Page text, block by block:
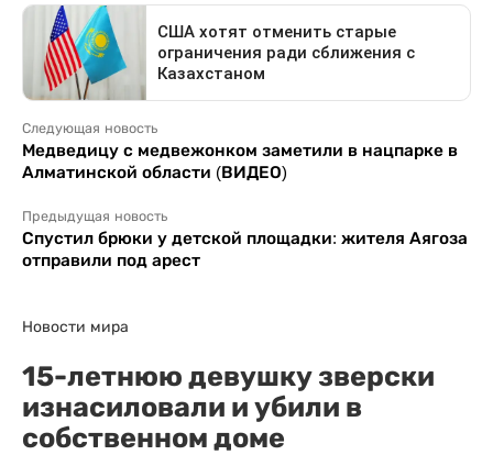
Следующая новость
Медведицу с медвежонком заметили в нацпарке в
Алматинской области (ВИДЕО)
Предыдущая новость
Спустил брюки у детской площадки: жителя Аягоза
отправили под арест
Новости мира
15-летнюю девушку зверски
изнасиловали и убили в
собственном доме